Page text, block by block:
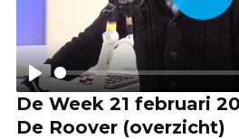
De Week 21 februari
De Roover (overzicht)